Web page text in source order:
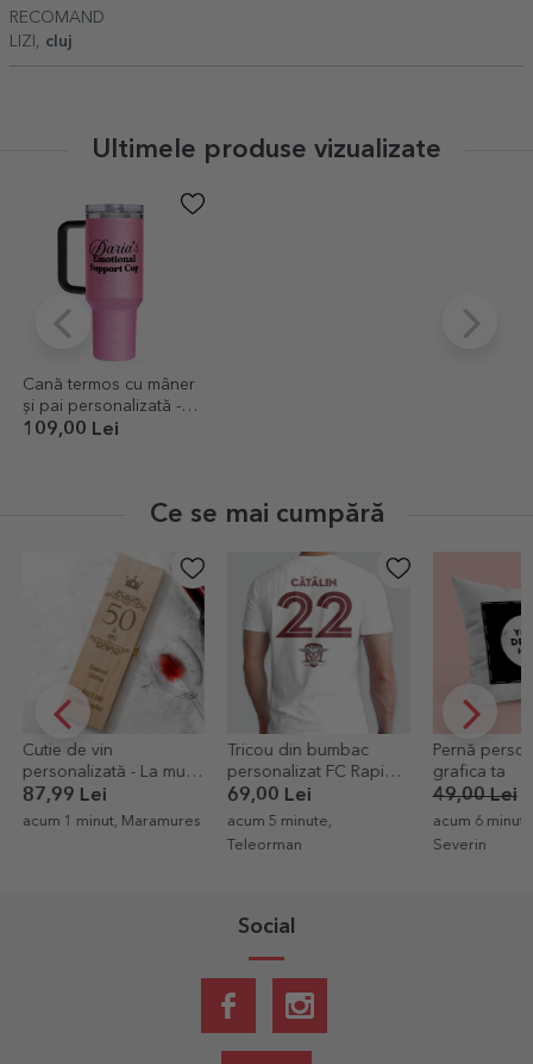
RECOMAND
LIZI, cluj
Ultimele produse vizualizate
Cană termos cu mâner
și pai personalizată -
Emotional Support
109,00 Lei
Ce se mai cumpără
Cutie de vin
personalizată - La mulți
ani!
87,99 Lei
acum 1 minut, Maramures
Tricou din bumbac
personalizat FC Rapid
cu nume și număr
69,00 Lei
acum 5 minute,
Teleorman
Pernă
grafica ta
49,00 Lei
acum 6
Severin
Social